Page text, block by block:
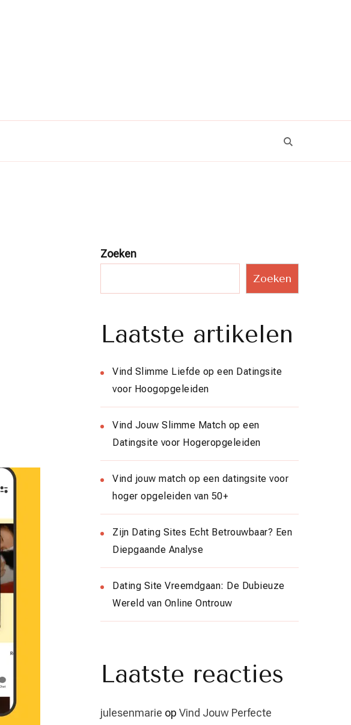
Zoeken
Zoeken
Laatste artikelen
Vind Slimme Liefde op een Datingsite
voor Hoogopgeleiden
Vind Jouw Slimme Match op een
Datingsite voor Hogeropgeleiden
Vind jouw match op een datingsite voor
hoger opgeleiden van 50+
Zijn Dating Sites Echt Betrouwbaar? Een
Diepgaande Analyse
Dating Site Vreemdgaan: De Dubieuze
Wereld van Online Ontrouw
Laatste reacties
julesenmarie op Vind Jouw Perfecte